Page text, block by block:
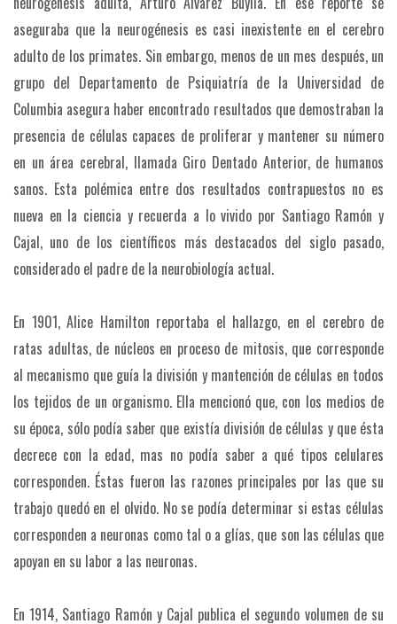
aseguraba que la neurogénesis es casi inexistente en el cerebro
adulto de los primates. Sin embargo, menos de un mes después, un
grupo del Departamento de Psiquiatría de la Universidad de
Columbia asegura haber encontrado resultados que demostraban la
presencia de células capaces de proliferar y mantener su número
en un área cerebral, llamada Giro Dentado Anterior, de humanos
sanos. Esta polémica entre dos resultados contrapuestos no es
nueva en la ciencia y recuerda a lo vivido por Santiago Ramón y
Cajal, uno de los científicos más destacados del siglo pasado,
considerado el padre de la neurobiología actual.
En 1901, Alice Hamilton reportaba el hallazgo, en el cerebro de
ratas adultas, de núcleos en proceso de mitosis, que corresponde
al mecanismo que guía la división y mantención de células en todos
los tejidos de un organismo. Ella mencionó que, con los medios de
su época, sólo podía saber que existía división de células y que ésta
decrece con la edad, mas no podía saber a qué tipos celulares
corresponden. Éstas fueron las razones principales por las que su
trabajo quedó en el olvido. No se podía determinar si estas células
corresponden a neuronas como tal o a glías, que son las células que
apoyan en su labor a las neuronas.
En 1914, Santiago Ramón y Cajal publica el segundo volumen de su